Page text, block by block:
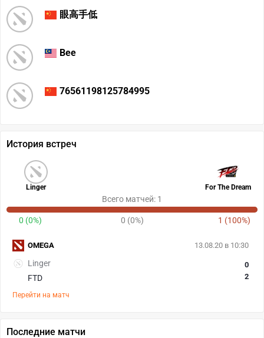
眼高手低
Bee
76561198125784995
История встреч
Linger For The Dream
Всего матчей: 1
0 (0%) 0 (0%) 1 (100%)
13.08.20 в 10:30
Linger
FTD
0
2
Перейти на матч
OMEGA
Последние матчи